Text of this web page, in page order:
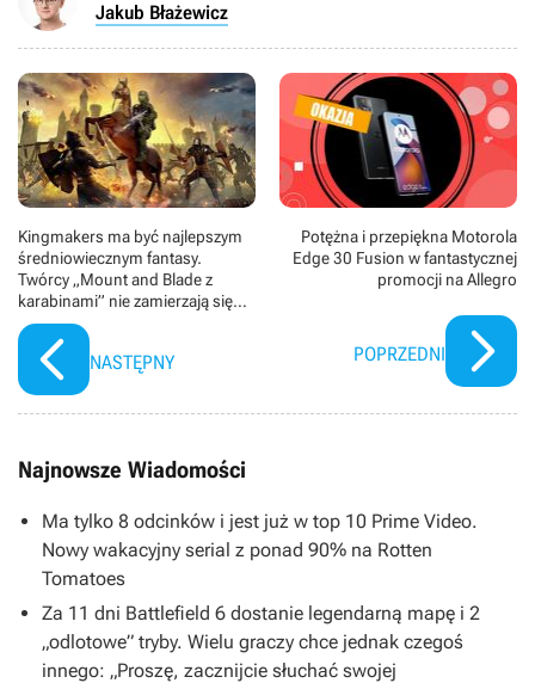
Jakub Błażewicz
Kingmakers ma być najlepszym
średniowiecznym fantasy.
Twórcy „Mount and Blade z
karabinami” nie zamierzają się
ograniczać
NASTĘPNY
Potężna i przepiękna Motorola
Edge 30 Fusion w fantastycznej
promocji na Allegro
POPRZEDNI
Najnowsze Wiadomości
Ma tylko 8 odcinków i jest już w top 10 Prime Video.
Nowy wakacyjny serial z ponad 90% na Rotten
Tomatoes
Za 11 dni Battlefield 6 dostanie legendarną mapę i 2
„odlotowe” tryby. Wielu graczy chce jednak czegoś
innego: „Proszę, zacznijcie słuchać swojej